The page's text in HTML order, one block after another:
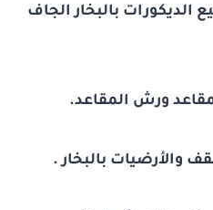
الديكورات بالبخار الجاف
ورش المقاعد.
والأرضيات بالبخار .